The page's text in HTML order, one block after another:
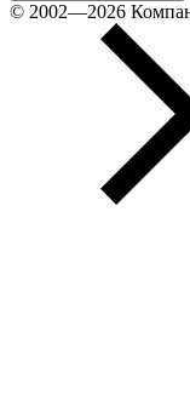
© 2002—2026